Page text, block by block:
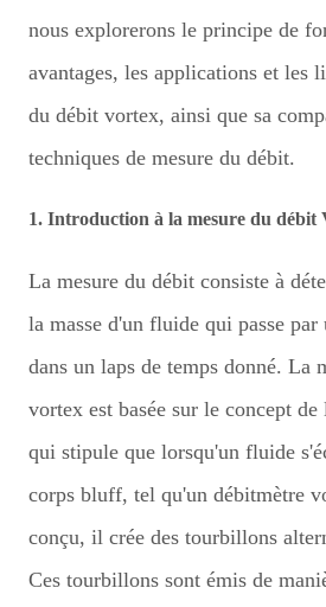
nous explorerons le principe de
avantages, les applications et les
du débit vortex, ainsi que sa
techniques de mesure du débit.
1. Introduction à la mesure du débit
La mesure du débit consiste à
la masse d'un fluide qui passe
dans un laps de temps donné. La
vortex est basée sur le concept
qui stipule que lorsqu'un fluide
corps bluff, tel qu'un débitmètre
conçu, il crée des tourbillons
Ces tourbillons sont émis de